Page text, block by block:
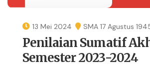
13 Mei 2024 SMA 17 Agustus
Penilaian Sumatif
Semester 2023-2024